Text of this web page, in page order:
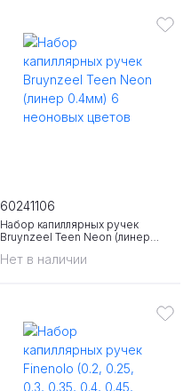
Нет в наличии
Набор капиллярных ручек
Bruynzeel Teen Neon (линер
60241106